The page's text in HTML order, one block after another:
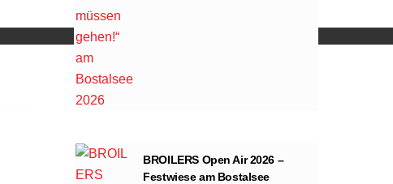
BROILERS Open Air 2026 –
Festwiese am Bostalsee